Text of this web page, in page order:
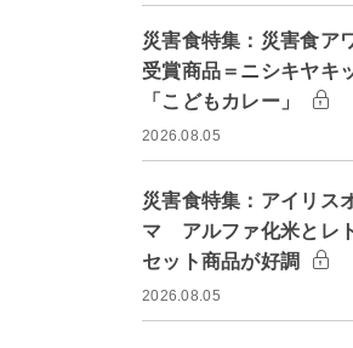
災害食特集：災害食ア
受賞商品＝ニシキヤキ
「こどもカレー」
2026.08.05
災害食特集：アイリス
マ アルファ化米とレ
セット商品が好調
2026.08.05